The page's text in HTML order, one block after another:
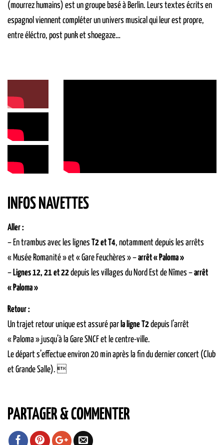
(mourrez humains) est un groupe basé à Berlin. Leurs textes écrits en
espagnol viennent compléter un univers musical qui leur est propre,
entre éléctro, post punk et shoegaze…
INFOS NAVETTES
Aller :
– En trambus avec les lignes T2 et T4, notamment depuis les arrêts
« Musée Romanité » et « Gare Feuchères » –arrêt « Paloma »
– Lignes 12, 21 et 22depuis les villages du Nord Est de Nîmes –arrêt
« Paloma »
Retour :
Un trajet retour unique est assuré par la ligne T2depuis l’arrêt
« Paloma » jusqu’à la Gare SNCF et le centre-ville.
Le départ s’effectue environ 20 min après la fin du dernier concert (Club
et Grande Salle). 
PARTAGER & COMMENTER